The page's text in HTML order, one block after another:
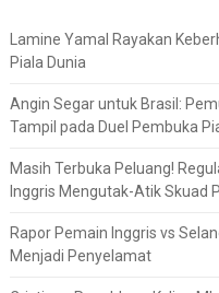
Lamine Yamal Rayakan
Piala Dunia
Angin Segar untuk Brasil:
Tampil pada Duel Pembuka
Masih Terbuka Peluang!
Inggris Mengutak-Atik Skuad
Rapor Pemain Inggris vs
Menjadi Penyelamat